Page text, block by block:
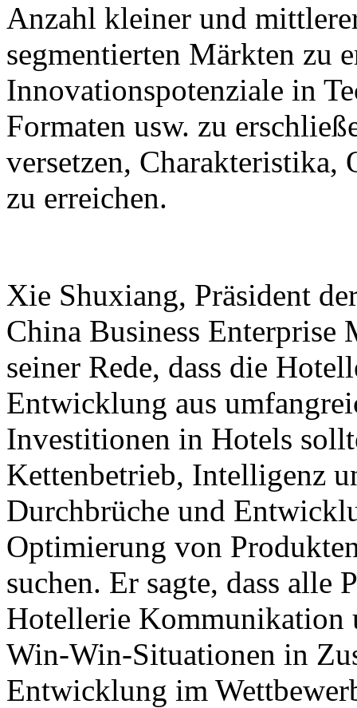
Anzahl kleiner und
segmentierten Märkten zu
Innovationspotenziale in
Formaten usw. zu
versetzen,
zu erreichen.
Xie Shuxiang, Präsident
China Business Enterprise
seiner Rede, dass die
Entwicklung aus
Investitionen in Hotels
Kettenbetrieb, Intelligenz
Durchbrüche und
Optimierung von
suchen. Er sagte, dass alle
Hotellerie Kommunikation
Win-Win-Situationen in
Entwicklung im